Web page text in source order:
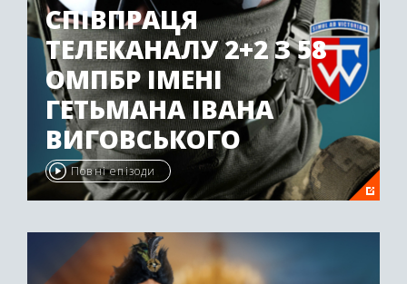
СПІВПРАЦЯ
ТЕЛЕКАНАЛУ 2+2 З 58
ОМПБР ІМЕНІ
ГЕТЬМАНА ІВАНА
ВИГОВСЬКОГО
Повні епізоди